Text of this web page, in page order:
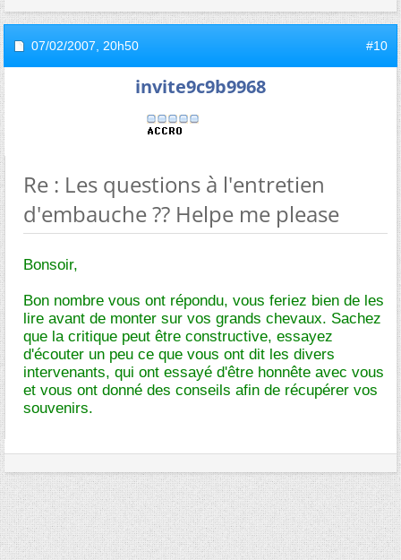
07/02/2007, 20h50 #10
invite9c9b9968
Re : Les questions à l'entretien
d'embauche ?? Helpe me please
Bonsoir,
Bon nombre vous ont répondu, vous feriez bien de les
lire avant de monter sur vos grands chevaux. Sachez
que la critique peut être constructive, essayez
d'écouter un peu ce que vous ont dit les divers
intervenants, qui ont essayé d'être honnête avec vous
et vous ont donné des conseils afin de récupérer vos
souvenirs.